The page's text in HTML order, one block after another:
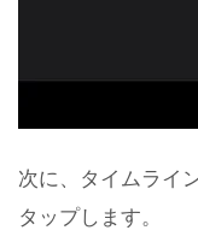
次に、タイムライ
タップします。